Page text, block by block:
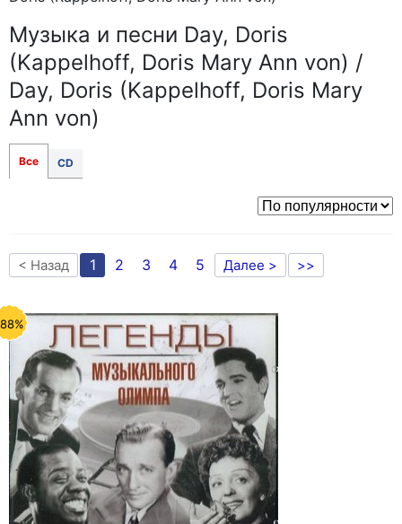
Музыка и песни Day, Doris
(Kappelhoff, Doris Mary Ann von) /
Day, Doris (Kappelhoff, Doris Mary
Ann von)
Все CD
< Назад 1 2 3 4 5 Далее > >>